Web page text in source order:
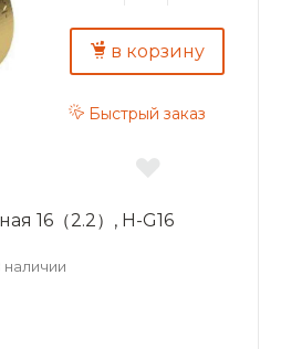
в корзину
Быстрый заказ
16（2.2）, H-G16
наличии